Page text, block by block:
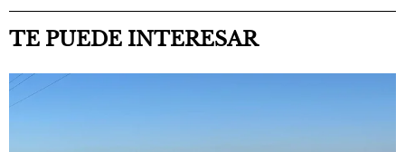
TE PUEDE INTERESAR